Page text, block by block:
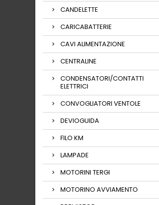
CANDELETTE
CARICABATTERIE
CAVI ALIMENTAZIONE
CENTRALINE
CONDENSATORI/CONTATTI
ELETTRICI
CONVOGLIATORI VENTOLE
DEVIOGUIDA
FILO KM
LAMPADE
MOTORINI TERGI
MOTORINO AVVIAMENTO